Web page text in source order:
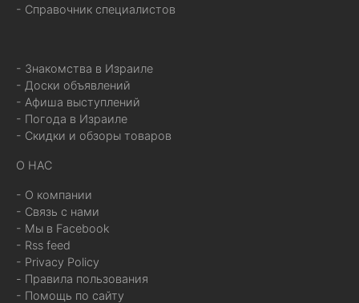
- Справочник специалистов
- Знакомства в Израиле
- Доски объявлений
- Афиша выступлений
- Погода в Израиле
- Скидки и обзоры товаров
О НАС
- О компании
- Связь с нами
- Мы в Facebook
- Rss feed
- Privacy Policy
- Правила пользования
- Помощь по сайту